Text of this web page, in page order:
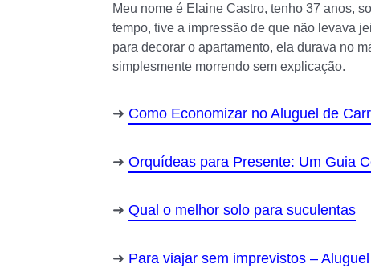
Meu nome é Elaine Castro, tenho 37 anos,
tempo, tive a impressão de que não levava
para decorar o apartamento, ela durava no
simplesmente morrendo sem explicação.
Como Economizar no Aluguel de
Orquídeas para Presente: Um Guia
Qual o melhor solo para suculentas
Para viajar sem imprevistos –